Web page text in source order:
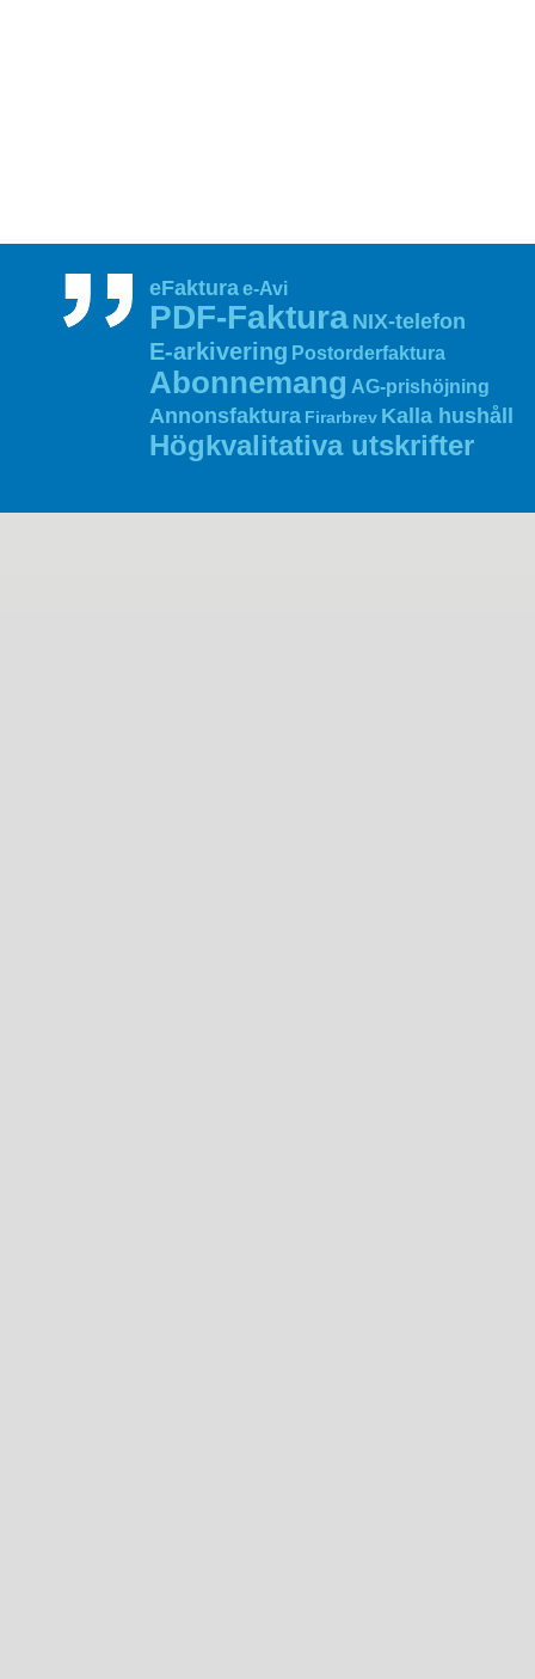
eFakturae-Avi
PDF‑Faktura NIX‑telefon
E‑arkivering Postorderfaktura
Abonnemang AG‑prishöjning
Annonsfaktura Firarbrev Kalla hushåll
Högkvalitativa utskrifter